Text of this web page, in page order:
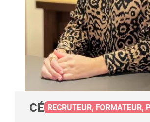
CÉLINE JAY
RECRUTEUR, FORMATEUR,